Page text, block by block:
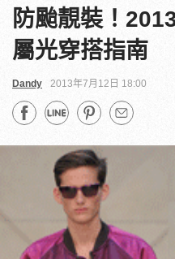
防颱靚裝！
屬光穿搭指南
Dandy 2013年7月12日 18:00